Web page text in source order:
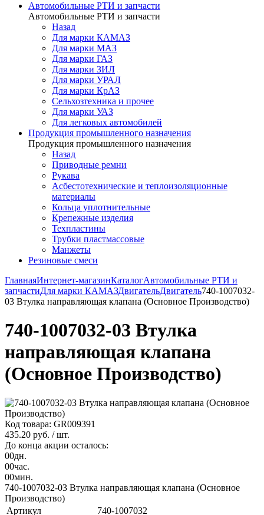
Автомобильные РТИ и запчасти
Автомобильные РТИ и запчасти
Назад
Для марки КАМАЗ
Для марки МАЗ
Для марки ГАЗ
Для марки ЗИЛ
Для марки УРАЛ
Для марки КрАЗ
Сельхозтехника и прочее
Для марки УАЗ
Для легковых автомобилей
Продукция промышленного назначения
Продукция промышленного назначения
Назад
Приводные ремни
Рукава
Асбестотехнические и теплоизоляционные
материалы
Кольца уплотнительные
Крепежные изделия
Техпластины
Трубки пластмассовые
Манжеты
Резиновые смеси
ГлавнаяИнтернет-магазинКаталогАвтомобильные РТИ и
запчастиДля марки КАМАЗДвигательДвигатель740-1007032-
03 Втулка направляющая клапана (Основное Производство)
740-1007032-03 Втулка
направляющая клапана
(Основное Производство)
Код товара: GR009391
435.20 руб. / шт.
До конца акции осталось:
00дн.
00час.
00мин.
740-1007032-03 Втулка направляющая клапана (Основное
Производство)
Артикул
740-1007032